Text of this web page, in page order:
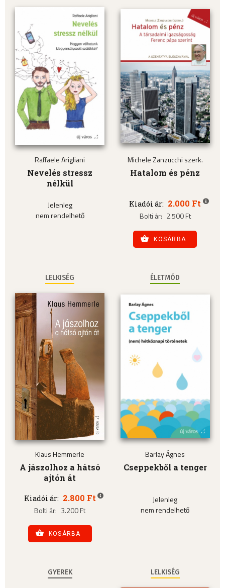
Raffaele Arigliani
Nevelés stressz
nélkül
Jelenleg
nem rendelhető
Michele Zanzucchi szerk.
Hatalom és pénz
Kiadói ár: 2.000 Ft
Bolti ár: 2.500 Ft
KOSÁRBA
LELKISÉG
Klaus Hemmerle
A jászolhoz a hátsó
ajtón át
Kiadói ár: 2.800 Ft
Bolti ár: 3.200 Ft
KOSÁRBA
ÉLETMÓD
Barlay Ágnes
Cseppekből a tenger
Jelenleg
nem rendelhető
GYEREK LELKISÉG